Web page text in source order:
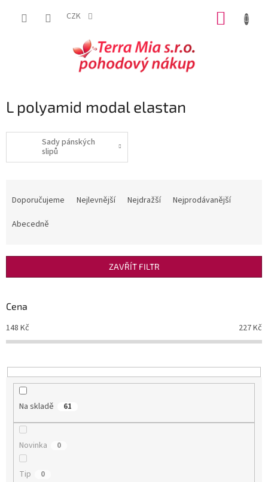
CZK
L polyamid modal elastan
Sady pánských
slipů
r
d
k
t
Doporučujeme Nejlevnější Nejdražší
Nejprodávanější
Abecedně
ZAVŘÍT FILTR
Cena
148 Kč 227Kč
Na skladě 61
Novinka 0
Tip 0